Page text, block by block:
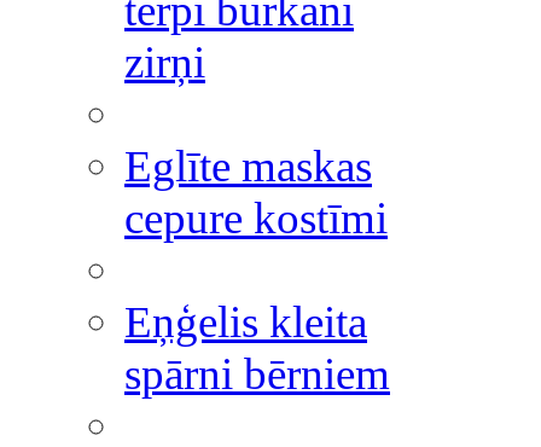
tērpi burkāni
zirņi
Eglīte maskas
cepure kostīmi
Eņģelis kleita
spārni bērniem